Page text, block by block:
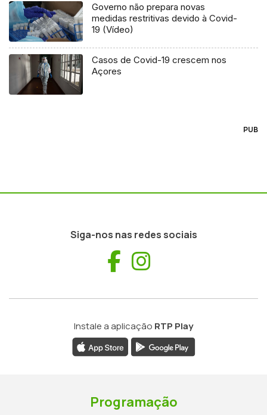
Governo não prepara novas
medidas restritivas devido à Covid-
19 (Vídeo)
Casos de Covid-19 crescem nos
Açores
PUB
Siga-nos nas redes sociais
Facebook
Instale a aplicação RTP Play
Programação